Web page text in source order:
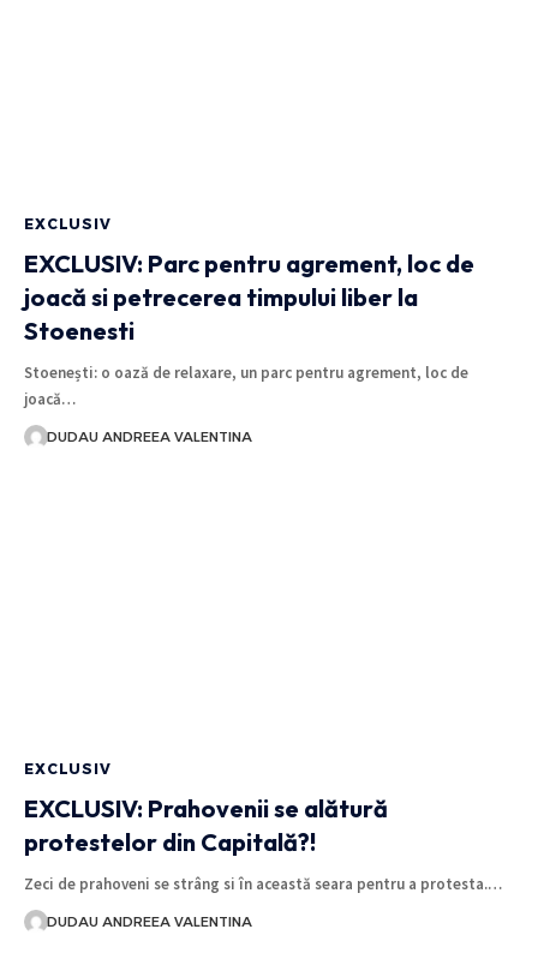
EXCLUSIV
EXCLUSIV: Parc pentru agrement, loc de
joacă si petrecerea timpului liber la
Stoenesti
Stoenești: o oază de relaxare, un parc pentru agrement, loc de
joacă…
DUDAU ANDREEA VALENTINA
EXCLUSIV
EXCLUSIV: Prahovenii se alătură
protestelor din Capitală?!
Zeci de prahoveni se strâng si în această seara pentru a protesta.…
DUDAU ANDREEA VALENTINA